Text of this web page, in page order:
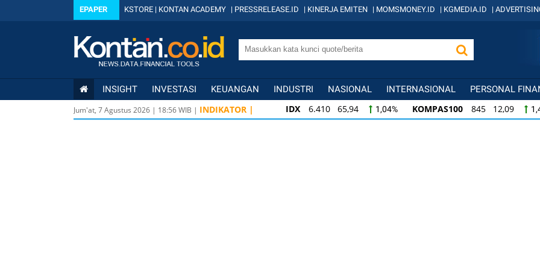
EPAPER KSTORE | KONTAN ACADEMY | PRESSRELEASE.ID | KINERJA EMITEN | MOMSMONEY.ID | KGMEDIA.ID |
INSIGHT INVESTASI KEUANGAN INDUSTRI NASIONAL INTERNASIONAL PERSONAL
Jum'at, 7 Agustus 2026 | 18:56WIB | INDIKATOR | IDX 6.410 65,94 1,04% KOMPAS100 845 12,09
KOMPAS100
845 12,09 1,45% LQ45 640 9,44